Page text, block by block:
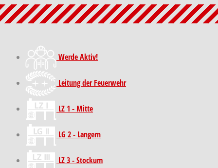
Werde Aktiv!
Leitung der Feuerwehr
LZ 1 - Mitte
LG 2 - Langern
LZ 3 - Stockum